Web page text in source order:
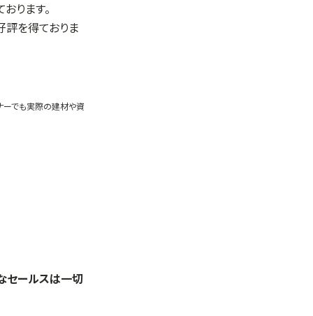
ります。
評を得ておりま
ーでも実際の建材や資
セールスは一切